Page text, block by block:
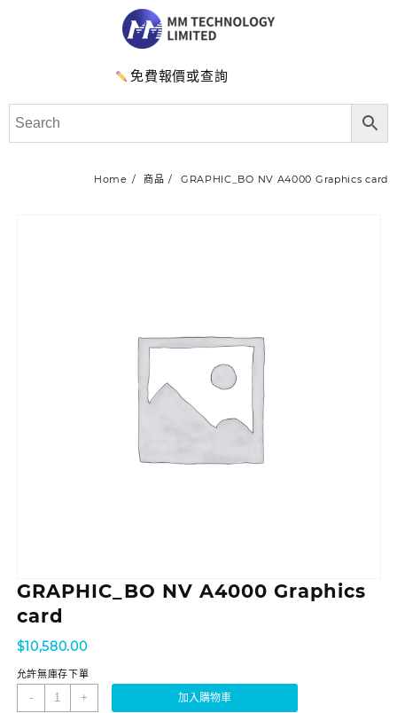
免費報價或查詢
Home 商品 GRAPHIC_BO NV A4000 Graphics card
GRAPHIC_BO NV A4000 Graphics
card
$10,580.00
允許無庫存下單
- + 加入購物車